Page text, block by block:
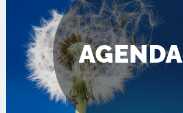
AGENDA